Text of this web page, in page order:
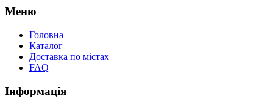
Меню
Головна
Каталог
Доставка по містах
FAQ
Інформація